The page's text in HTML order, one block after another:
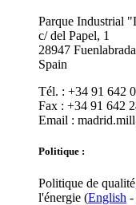
Parque Industrial
c/ del Papel, 1
28947
Spain
Tél. : +34 91 642
Fax : +34 91 642
Email :
Politique :
Politique de
l'énergie (English -